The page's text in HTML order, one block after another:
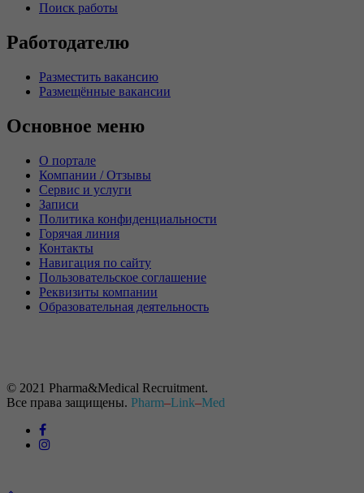
Поиск работы
Работодателю
Разместить вакансию
Размещённые вакансии
Основное меню
О портале
Компании / Отзывы
Сервис и услуги
Записи
Политика конфиденциальности
Горячая линия
Контакты
Навигация по сайту
Пользовательское соглашение
Реквизиты компании
Образовательная деятельность
© 2021 Pharma&Medical Recruitment.
Все права защищены. Pharm–Link–Med